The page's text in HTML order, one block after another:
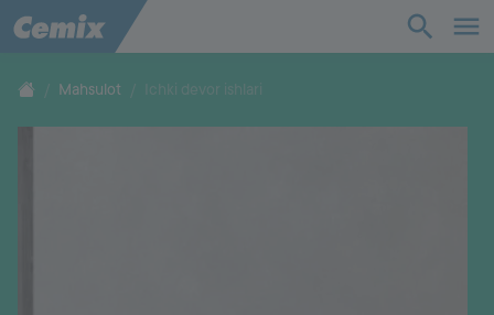
Mahsulot Ichki devor ishlari